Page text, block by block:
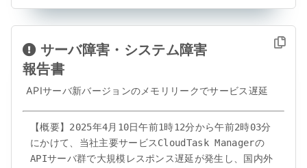
サーバ障害・システム障害
報告書
APIサーバ新バージョンのメモリリークでサービス遅延
【概要】2025年4月10日午前1時12分から午前2時03分
にかけて、当社主要サービスCloudTask Managerの
APIサーバ群で大規模レスポンス遅延が発生し、国内外